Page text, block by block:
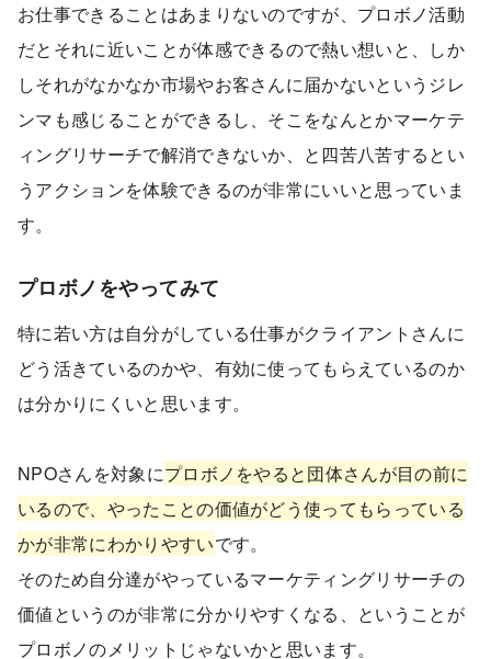
お仕事できることはあまりないのですが、プロボノ活動
だとそれに近いことが体感できるので熱い想いと、しか
しそれがなかなか市場やお客さんに届かないというジレ
ンマも感じることができるし、そこをなんとかマーケテ
ィングリサーチで解消できないか、と四苦八苦するとい
うアクションを体験できるのが非常にいいと思っていま
す。
プロボノをやってみて
特に若い方は自分がしている仕事がクライアントさんに
どう活きているのかや、有効に使ってもらえているのか
は分かりにくいと思います。
NPOさんを対象にプロボノをやると団体さんが目の前に
いるので、やったことの価値がどう使ってもらっている
かが非常にわかりやすいです。
そのため自分達がやっているマーケティングリサーチの
価値というのが非常に分かりやすくなる、ということが
プロボノのメリットじゃないかと思います。